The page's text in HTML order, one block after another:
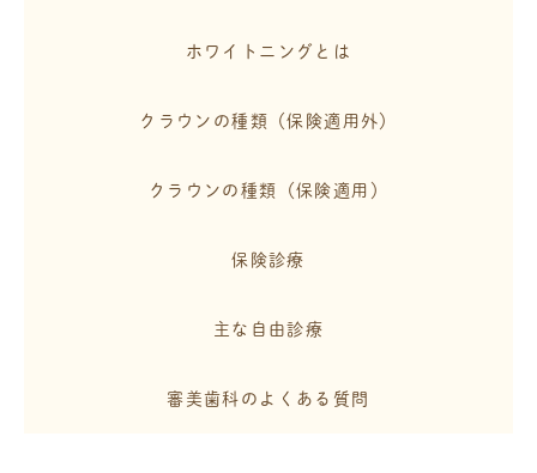
ホワイトニングとは
クラウンの種類（保険適用外）
クラウンの種類（保険適用）
保険診療
主な自由診療
審美歯科のよくある質問